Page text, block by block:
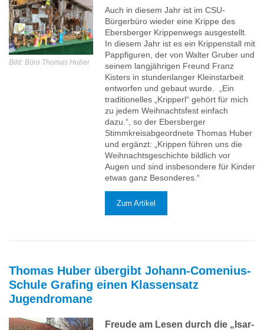
Bild: Büro Thomas Huber
Auch in diesem Jahr ist im CSU-
Bürgerbüro wieder eine Krippe des
Ebersberger Krippenwegs ausgestellt.
In diesem Jahr ist es ein Krippenstall mit
Pappfiguren, der von Walter Gruber und
seinem langjährigen Freund Franz
Kisters in stundenlanger Kleinstarbeit
entworfen und gebaut wurde. „Ein
traditionelles „Kripperl“ gehört für mich
zu jedem Weihnachtsfest einfach
dazu.“, so der Ebersberger
Stimmkreisabgeordnete Thomas Huber
und ergänzt: „Krippen führen uns die
Weihnachtsgeschichte bildlich vor
Augen und sind insbesondere für Kinder
etwas ganz Besonderes.“
Zum Artikel
Thomas Huber übergibt Johann-Comenius-
Schule Grafing einen Klassensatz
Jugendromane
Freude am Lesen durch die „Isar-